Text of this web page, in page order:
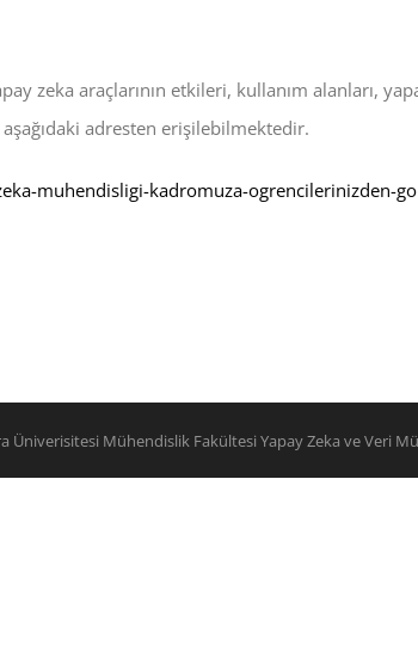
zeka araçlarının etkileri, kullanım alanları,
adresten erişilebilmektedir.
muhendisligi-kadromuza-ogrencilerinizden-
Üniverisitesi Mühendislik Fakültesi Yapay Zeka ve Veri